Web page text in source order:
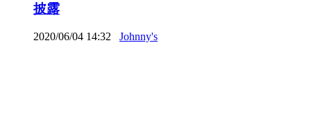
披露
2020/06/04 14:32 Johnny's